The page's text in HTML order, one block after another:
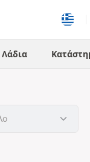
Λάδια